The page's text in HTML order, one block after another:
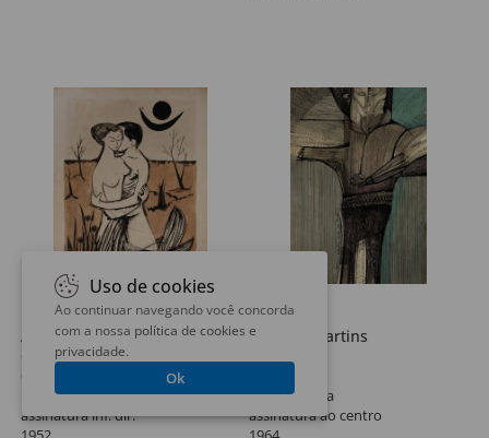
Lote 66
Aldemir Martins
Cangaceiro Lírico
60 x 45 cm
nanquim sobre papel
assinatura inf. dir.
Lote 67
Aldemir Martins
técnica mista
assinatura ao centro
Uso de cookies
Ao continuar navegando você concorda
com a nossa política de cookies e
privacidade.
Ok